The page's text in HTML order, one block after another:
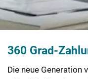
360 Grad-
Die neue Generation